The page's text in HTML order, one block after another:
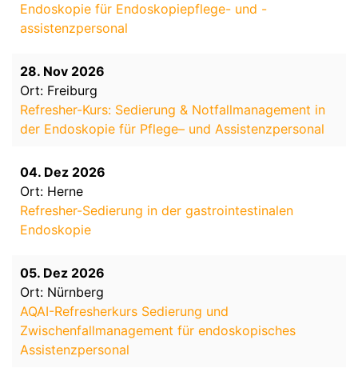
Endoskopie für Endoskopiepflege- und -
assistenzpersonal
28. Nov 2026
Ort: Freiburg
Refresher-Kurs: Sedierung & Notfallmanagement in
der Endoskopie für Pflege– und Assistenzpersonal
04. Dez 2026
Ort: Herne
Refresher-Sedierung in der gastrointestinalen
Endoskopie
05. Dez 2026
Ort: Nürnberg
AQAI-Refresherkurs Sedierung und
Zwischenfallmanagement für endoskopisches
Assistenzpersonal